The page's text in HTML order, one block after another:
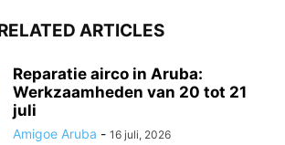
ARTICLES
Reparatie airco in Aruba:
Werkzaamheden van 20 tot 21
juli
Amigoe Aruba - 16 juli, 2026